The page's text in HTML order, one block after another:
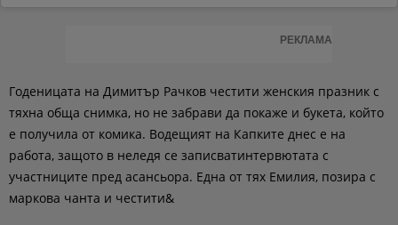
РЕКЛАМА
Годеницата на Димитър Рачков честити женския празник с
тяхна обща снимка, но не забрави да покаже и букета, който
е получила от комика. Водещият на Капките днес е на
работа, защото в неледя се записватинтервютата с
участниците пред асансьора. Една от тях Емилия, позира с
маркова чанта и честити&